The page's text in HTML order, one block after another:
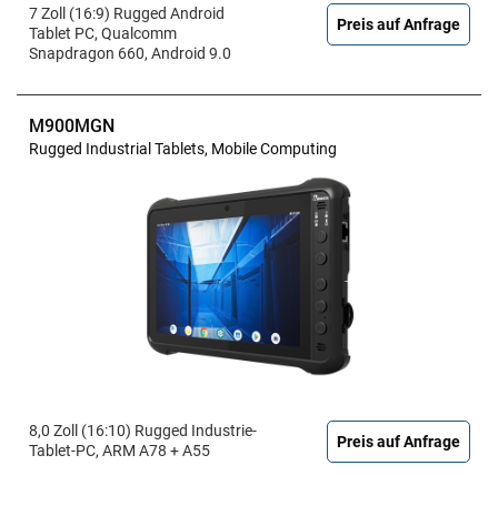
7 Zoll (16:9) Rugged Android
Tablet PC, Qualcomm
Snapdragon 660, Android 9.0
Preis auf Anfrage
M900MGN
Rugged Industrial Tablets, Mobile Computing
8,0 Zoll (16:10) Rugged Industrie-
Tablet-PC, ARM A78 + A55
Preis auf Anfrage